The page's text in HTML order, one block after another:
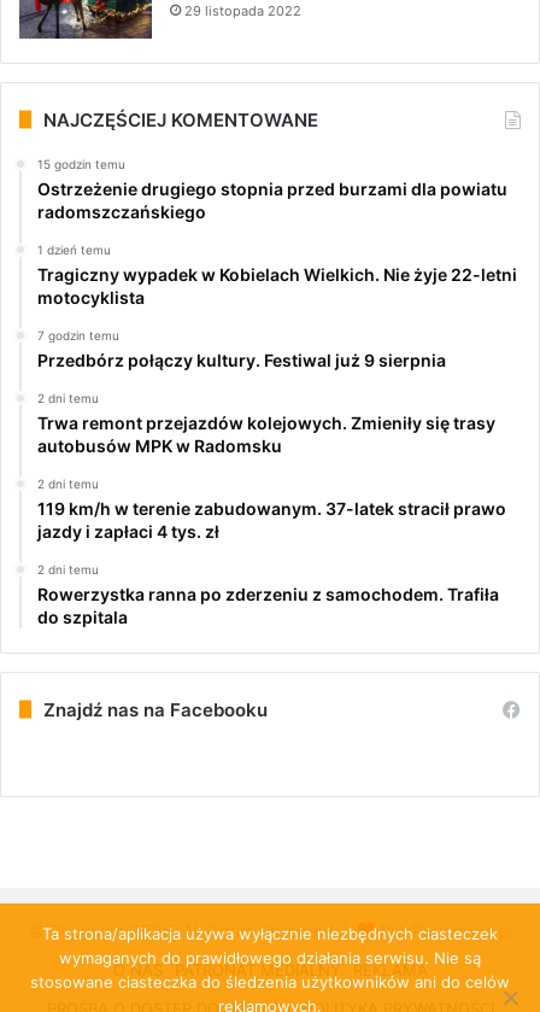
29 listopada 2022
NAJCZĘŚCIEJ KOMENTOWANE
15 godzin temu
Ostrzeżenie drugiego stopnia przed burzami dla powiatu
radomszczańskiego
1 dzień temu
Tragiczny wypadek w Kobielach Wielkich. Nie żyje 22-letni
motocyklista
7 godzin temu
Przedbórz połączy kultury. Festiwal już 9 sierpnia
2 dni temu
Trwa remont przejazdów kolejowych. Zmieniły się trasy
autobusów MPK w Radomsku
2 dni temu
119 km/h w terenie zabudowanym. 37-latek stracił prawo
jazdy i zapłaci 4 tys. zł
2 dni temu
Rowerzystka ranna po zderzeniu z samochodem. Trafiła
do szpitala
Znajdź nas na Facebooku
© Copyright 2026, All Rights Reserved | PulsRadomska.pl
O NAS PATRONAT MEDIALNY
REKLAMA
PROŚBA O DOSTĘP DO DANYCH
POLITYKA PRYWATNOŚCI
Ta strona/aplikacja używa wyłącznie niezbędnych ciasteczek
wymaganych do prawidłowego działania serwisu. Nie są
stosowane ciasteczka do śledzenia użytkowników ani do celów
reklamowych.